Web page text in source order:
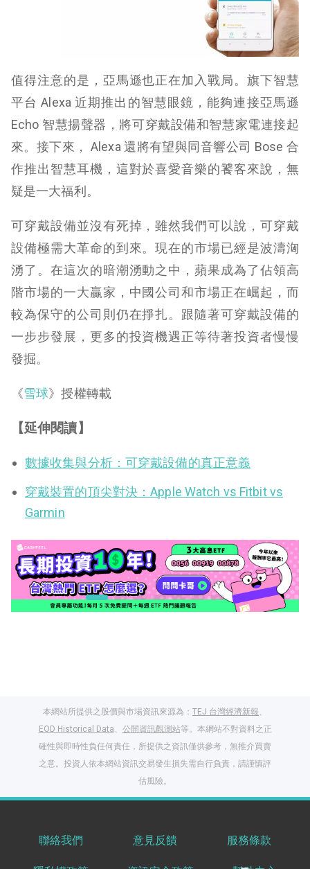
值得注意的是，亞馬遜也正在加入戰局。旗下智慧
平台 Alexa 近期推出的智慧眼鏡，能夠連接亞馬遜
Echo 智慧揚聲器，將可穿戴設備和智慧家電連接起
來。接下來， Alexa 還將有望與同音響公司 Bose 合
作推出智慧耳機，這對於喜愛音樂的饕客來說，無
疑是一大福利。
可穿戴設備並沒有死掉，雖然我們可以說，可穿戴
設備極需大革命的到來。現在的市場已經是波濤洶
湧了。在這次的暗潮湧動之中，蘋果成為了佔領高
階市場的一大贏家，中國公司和市場正在崛起，而
較為保守的公司則仍在掙扎。跟隨著可穿戴設備的
一步步發展，更多的投資機遇正等待著投資者慢慢
發掘。
《雪球》授權轉載
【延伸閱讀】
數據收集與分析：可穿戴設備的真正意義
穿戴裝置的頂尖對決：Apple Watch vs Fitbit vs
Garmin
本網站所提供之股價與市場資訊來源為： TEJ 台灣經濟新報、
EOD Historical Data、 公開資訊觀測站等。本網站不對資料之正
確性與即時性負任何責任，所提供之資訊僅供參考，無推介買賣
之意。投資人依本網站資訊交易發生損失需自行負責，請謹慎評
估風險。
聯絡我們 意見反饋 服務條款